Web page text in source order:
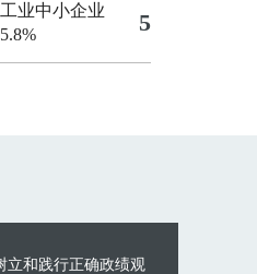
业中小企业
5
立和践行正确政绩观